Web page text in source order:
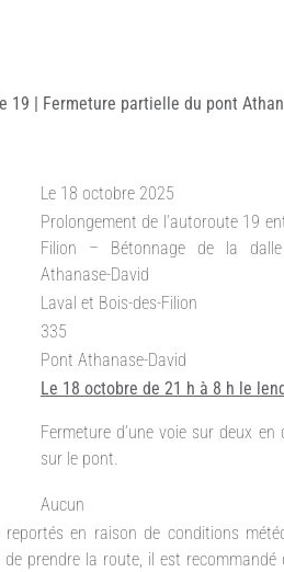
19 | Fermeture partielle du pont
Le 18 octobre 2025
Prolongement de l’autoroute 19
Filion – Bétonnage de la
Athanase-David
Laval et Bois-des-Filion
335
Pont Athanase-David
Le 18 octobre de 21 h à 8 h le
Fermeture d’une voie sur deux
sur le pont.
Aucun
en raison de conditions
prendre la route, il est